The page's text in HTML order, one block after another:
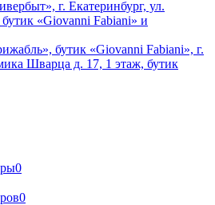
г. Екатеринбург, ул.
«Giovanni Fabiani» и
бутик «Giovanni Fabiani», г.
Шварца д. 17, 1 этаж, бутик
0
0